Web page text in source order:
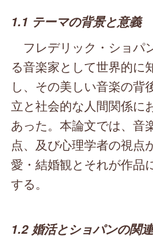
1.1 テーマの背景と意義
フレデリック・ショパ
る音楽家として世界的に
し、その美しい音楽の背
立と社会的な人間関係に
あった。本論文では、音
点、及び心理学者の視点
愛・結婚観とそれが作品
する。
1.2 婚活とショパンの関